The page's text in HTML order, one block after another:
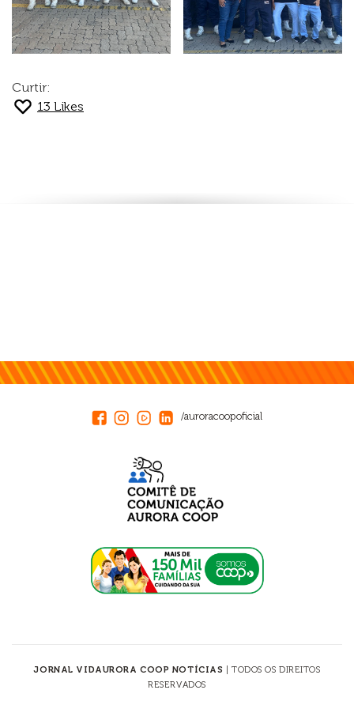
Curtir:
13 Likes
/auroracoopoficial
JORNAL VIDAURORA COOP NOTÍCIAS | TODOS OS DIREITOS
RESERVADOS